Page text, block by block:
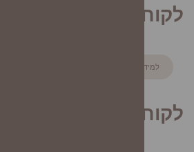
לקוח/ה 12
למידע נוסף
לקוח/ה 13